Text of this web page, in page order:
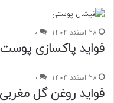
28 اسفند 1404 0
فواید پاکسازی پوست‎ چیست؟
28 اسفند 1404 0
فواید روغن گل